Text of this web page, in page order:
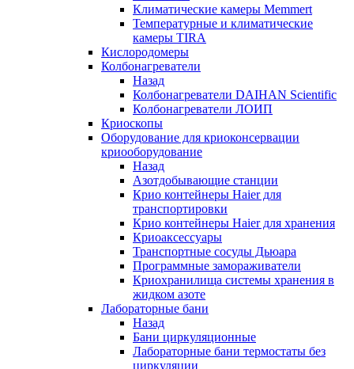
Климатические камеры Memmert
Температурные и климатические
камеры TIRA
Кислородомеры
Колбонагреватели
Назад
Колбонагреватели DAIHAN Scientific
Колбонагреватели ЛОИП
Криоскопы
Оборудование для криоконсервации
криооборудование
Назад
Азотдобывающие станции
Крио контейнеры Haier для
транспортировки
Крио контейнеры Haier для хранения
Криоаксессуары
Транспортные сосуды Дьюара
Программные замораживатели
Криохранилища системы хранения в
жидком азоте
Лабораторные бани
Назад
Бани циркуляционные
Лабораторные бани термостаты без
циркуляции